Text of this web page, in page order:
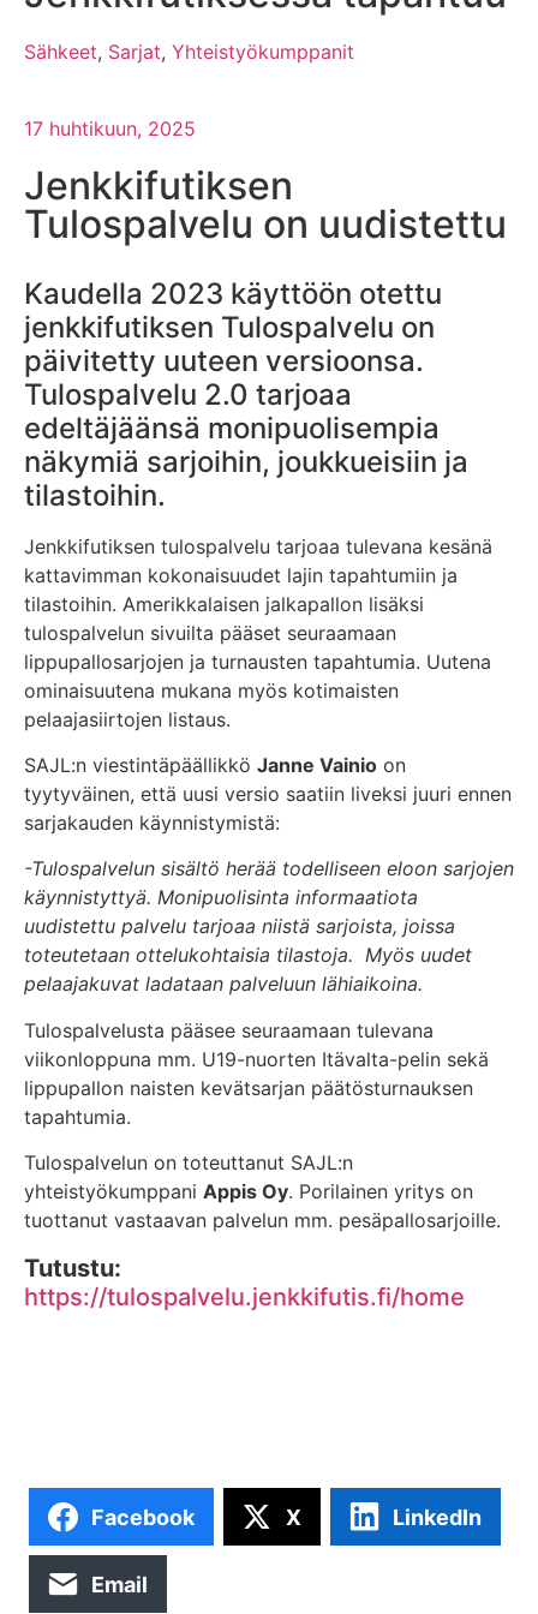
Sähkeet, Sarjat, Yhteistyökumppanit
17 huhtikuun, 2025
Jenkkifutiksen
Tulospalvelu on uudistettu
Kaudella 2023 käyttöön otettu
jenkkifutiksen Tulospalvelu on
päivitetty uuteen versioonsa.
Tulospalvelu 2.0 tarjoaa
edeltäjäänsä monipuolisempia
näkymiä sarjoihin, joukkueisiin ja
tilastoihin.
Jenkkifutiksen tulospalvelu tarjoaa tulevana kesänä
kattavimman kokonaisuudet lajin tapahtumiin ja
tilastoihin. Amerikkalaisen jalkapallon lisäksi
tulospalvelun sivuilta pääset seuraamaan
lippupallosarjojen ja turnausten tapahtumia. Uutena
ominaisuutena mukana myös kotimaisten
pelaajasiirtojen listaus.
SAJL:n viestintäpäällikkö Janne Vainio on
tyytyväinen, että uusi versio saatiin liveksi juuri ennen
sarjakauden käynnistymistä:
-Tulospalvelun sisältö herää todelliseen eloon sarjojen
käynnistyttyä. Monipuolisinta informaatiota
uudistettu palvelu tarjoaa niistä sarjoista, joissa
toteutetaan ottelukohtaisia tilastoja. Myös uudet
pelaajakuvat ladataan palveluun lähiaikoina.
Tulospalvelusta pääsee seuraamaan tulevana
viikonloppuna mm. U19-nuorten Itävalta-pelin sekä
lippupallon naisten kevätsarjan päätösturnauksen
tapahtumia.
Tulospalvelun on toteuttanut SAJL:n
yhteistyökumppani Appis Oy. Porilainen yritys on
tuottanut vastaavan palvelun mm. pesäpallosarjoille.
Tutustu:
https://tulospalvelu.jenkkifutis.fi/home
Facebook X LinkedIn
Email